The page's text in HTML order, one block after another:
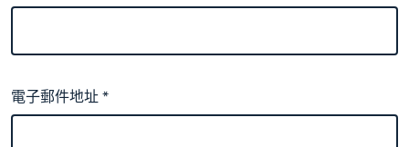
電子郵件地址*